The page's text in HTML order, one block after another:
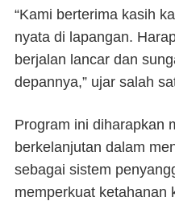
“Kami berterima kasih
nyata di lapangan.
berjalan lancar dan
depannya,” ujar salah
Program ini diharapkan
berkelanjutan dalam
sebagai sistem
memperkuat ketahanan